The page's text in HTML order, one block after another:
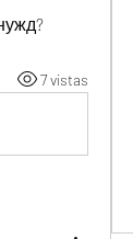
7 vistas